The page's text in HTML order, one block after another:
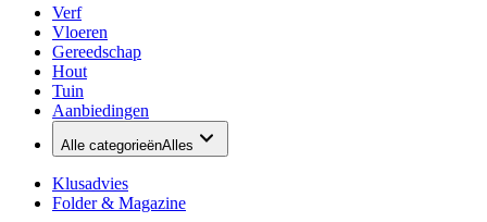
Verf
Vloeren
Gereedschap
Hout
Tuin
Aanbiedingen
Alle categorieënAlles
Klusadvies
Folder & Magazine